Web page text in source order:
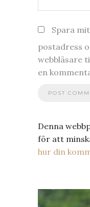
Spara
postadress
webbläsare
en
Denna
för att
hur din